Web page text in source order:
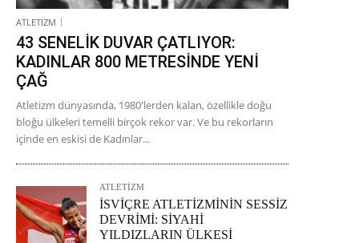
ATLETİZM
43 SENELİK DUVAR ÇATLIYOR:
KADINLAR 800 METRESİNDE YENİ
ÇAĞ
Atletizm dünyasında, 1980'lerden kalan, özellikle doğu
bloğu ülkeleri temelli birçok rekor var. Ve bu rekorların
içinde en eskisi de Kadınlar...
ATLETİZM
İSVİÇRE ATLETİZMİNİN SESSİZ
DEVRİMİ: SİYAHİ
YILDIZLARIN ÜLKESİ